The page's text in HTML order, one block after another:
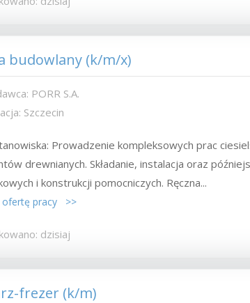
budowlany (k/m/x)
PORR S.A.
Szczecin
Prowadzenie kompleksowych prac
drewnianych. Składanie, instalacja oraz
i konstrukcji pomocniczych. Ręczna...
ofertę pracy >>
dzisiaj
frezer (k/m)